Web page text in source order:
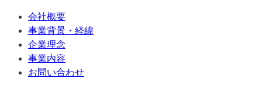
会社概要
事業背景・経緯
企業理念
事業内容
お問い合わせ